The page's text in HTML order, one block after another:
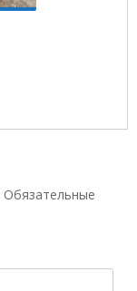
Обязательные